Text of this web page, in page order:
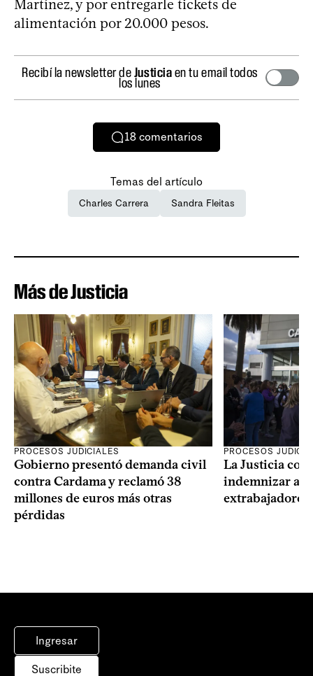
Martínez, y por entregarle tickets de
alimentación por 20.000 pesos.
Recibí la newsletter deJusticiaen tu email todos
los lunes
18 comentarios
Temas del artículo
Charles Carrera Sandra Fleitas
Más de Justicia
PROCESOS JUDICIALES
Gobierno presentó demanda civil
contra Cardama y reclamó 38
millones de euros más otras
pérdidas
PROCESOS
La Justicia
indemnizar a
extrabajadores
Ingresar
Suscribite